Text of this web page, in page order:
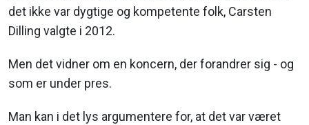
det ikke var dygtige og kompetente folk, Carsten
Dilling valgte i 2012.
Men det vidner om en koncern, der forandrer sig - og
som er under pres.
Man kan i det lys argumentere for, at det var været